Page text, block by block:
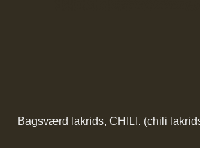
Bagsværd lakrids, CHILI. (chili